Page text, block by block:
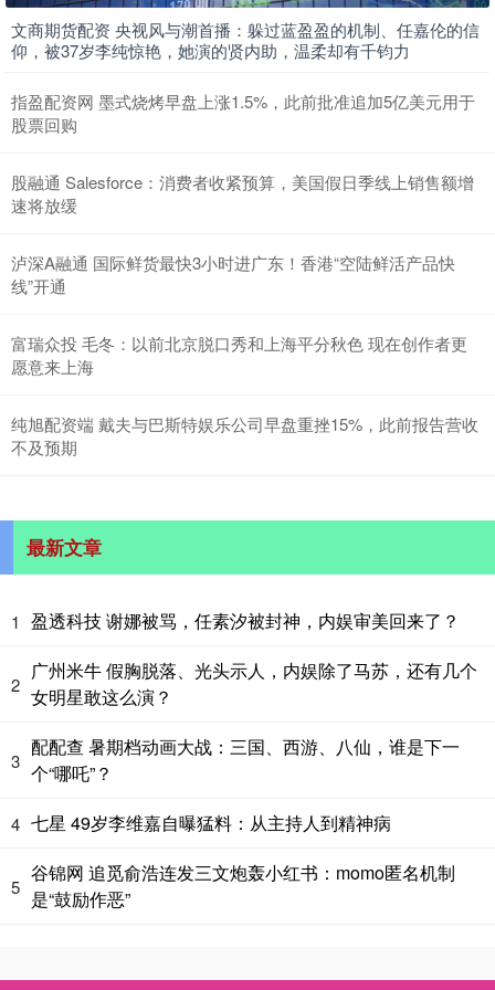
文商期货配资 央视风与潮首播：躲过蓝盈盈的机制、任嘉伦的信
仰，被37岁李纯惊艳，她演的贤内助，温柔却有千钧力
指盈配资网 墨式烧烤早盘上涨1.5%，此前批准追加5亿美元用于
股票回购
股融通 Salesforce：消费者收紧预算，美国假日季线上销售额增
速将放缓
泸深A融通 国际鲜货最快3小时进广东！香港“空陆鲜活产品快
线”开通
富瑞众投 毛冬：以前北京脱口秀和上海平分秋色 现在创作者更
愿意来上海
纯旭配资端 戴夫与巴斯特娱乐公司早盘重挫15%，此前报告营收
不及预期
最新文章
1 盈透科技 谢娜被骂，任素汐被封神，内娱审美回来了？
2
广州米牛 假胸脱落、光头示人，内娱除了马苏，还有几个
女明星敢这么演？
3
配配查 暑期档动画大战：三国、西游、八仙，谁是下一
个“哪吒”？
4 七星 49岁李维嘉自曝猛料：从主持人到精神病
5
谷锦网 追觅俞浩连发三文炮轰小红书：momo匿名机制
是“鼓励作恶”